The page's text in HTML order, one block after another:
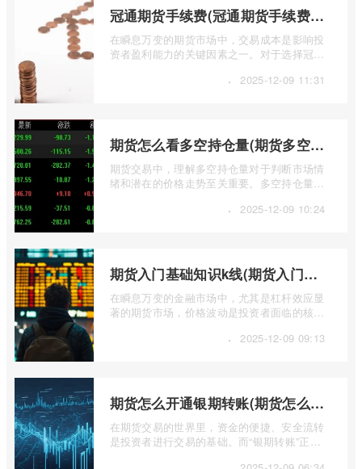
冠通期货手续费(冠通期货手续费返还比例)
在瞬息万变的期货市场中，交易成本是影响投
资者盈利能力的关键因素之一。对于选择冠通
· 2025-12-09 11:31
期货怎么看多空持仓量(期货多空持仓量指标公式)
期货交易中，理解多空持仓量对于判断市场情
绪和潜在的价格走势至关重要。多空持仓量反
· 2025-12-09 10:24
期货入门基础知识k线(期货入门基础知识k线图)
在瞬息万变的金融市场中，尤其是杠杆效应显
著的期货市场，价格波动是投资者面临的核心
· 2025-12-09 09:13
期货怎么开通银期转账(期货怎么开通银期转账权限)
在期货交易的世界里，资金的便捷、安全流转
是投资者进行交易的基础。而“银期转账”正是